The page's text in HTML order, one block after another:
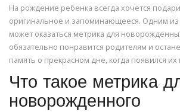
На рождение ребенка всегда хочется
оригинальное и запоминающееся. Одним из
может оказаться метрика для
обязательно понравится родителям и
память о прекрасном дне, когда появился
Что такое метрика
новорожденного